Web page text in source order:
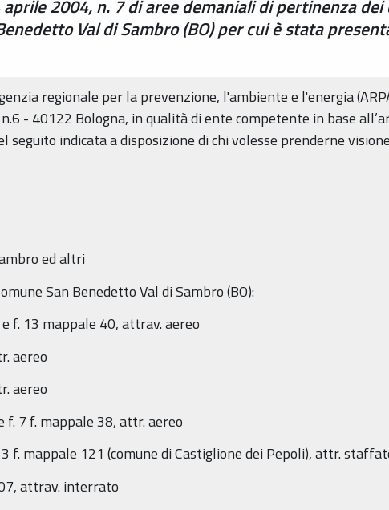
2004, n. 7 di aree demaniali di pertinenza dei
Val di Sambro (BO) per cui è stata
regionale per la prevenzione, l'ambiente e l'energia
- 40122 Bologna, in qualità di ente competente in base
seguito indicata a disposizione di chi volesse prenderne
ed altri
San Benedetto Val di Sambro (BO):
f. 13 mappale 40, attrav. aereo
aereo
aereo
f. 7 f. mappale 38, attr. aereo
f. mappale 121 (comune di Castiglione dei Pepoli), attr.
attrav. interrato